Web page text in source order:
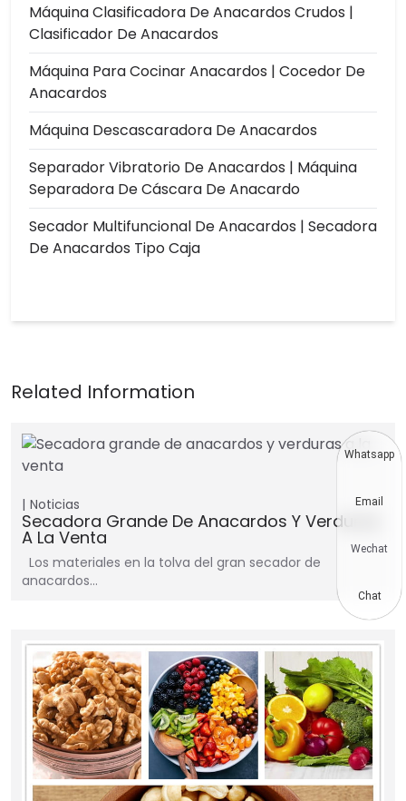
Máquina Clasificadora De Anacardos Crudos |
Clasificador De Anacardos
Máquina Para Cocinar Anacardos | Cocedor De
Anacardos
Máquina Descascaradora De Anacardos
Separador Vibratorio De Anacardos | Máquina
Separadora De Cáscara De Anacardo
Secador Multifuncional De Anacardos | Secadora
De Anacardos Tipo Caja
Noticias
Secadora Grande De Anacardos Y Verduras
A La Venta
Los materiales en la tolva del gran secador de
anacardos…
Whatsapp
Email
Wechat
Chat